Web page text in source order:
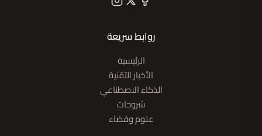
روابط سريعة
الرئيسية
الأخبار التقنية
الذكاء الاصطناعي
شروحات
علوم وفضاء